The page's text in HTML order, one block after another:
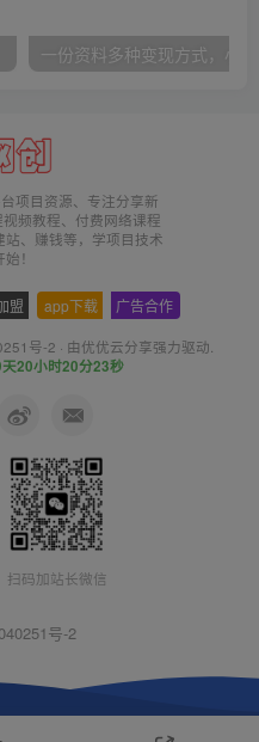
项目资源、专注分享新
频教程、付费网络课程
、赚钱等，学项目技术
！
盟 app下载 广告合作
号-2 · 由优优云分享强力驱动.
20小时20分23秒
扫码加站长微信
号-2